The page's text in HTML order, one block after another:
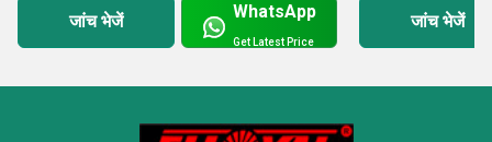
जांच भेजें WhatsApp
Get Latest Price
जांच भेजें